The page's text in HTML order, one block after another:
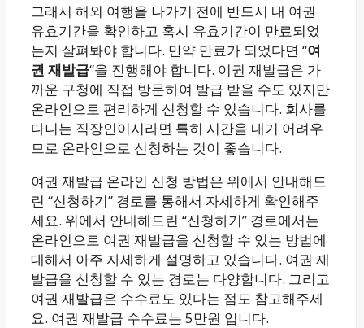
그래서 해외 여행을 나가기 전에 반드시 내 여권
유효기간을 확인하고 혹시 유효기간이 만료되었
는지 살펴봐야 합니다. 만약 만료가 되었다면 “여
권 재발급“을 진행해야 합니다. 여권 재발급은 가
까운 구청에 직접 방문하여 발급 받을 수도 있지만
온라인으로 편리하게 신청할 수 있습니다. 회사를
다니는 직장인이시라면 특히 시간을 내기 어려우
므로 온라인으로 신청하는 것이 좋습니다.
여권 재발급 온라인 신청 방법은 위에서 안내해드
린 “신청하기” 경로를 통해서 자세하게 확인해주
세요. 위에서 안내해드린 “신청하기” 경로에서는
온라인으로 여권 재발급을 신청할 수 있는 방법에
대해서 아주 자세하게 설명하고 있습니다. 여권 재
발급을 신청할 수 있는 경로는 다양합니다. 그리고
여권 재발급은 수수료도 있다는 점도 참고해주세
요. 여권 재발급 수수료는 5만원 입니다.